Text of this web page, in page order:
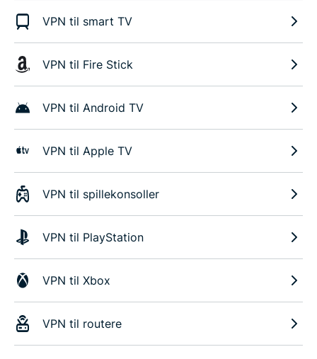
VPN til smart TV
VPN til Fire Stick
VPN til Android TV
VPN til Apple TV
VPN til spillekonsoller
VPN til PlayStation
VPN til Xbox
VPN til routere